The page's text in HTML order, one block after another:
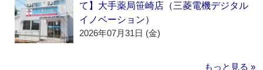
て】大手薬局笹崎店（三菱電機デジタル
イノベーション）
2026年07月31日 (金)
もっと見る »